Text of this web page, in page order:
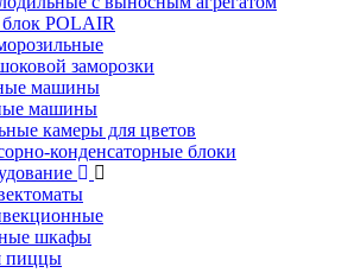
POLAIR
заморозки
машины
машины
камеры для цветов
конденсаторные блоки
шкафы
пиццы